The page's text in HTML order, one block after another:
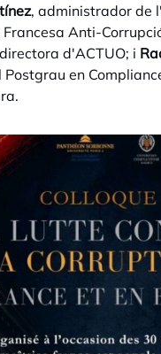
, administrador de
Anti-
d'ACTUO; i
en